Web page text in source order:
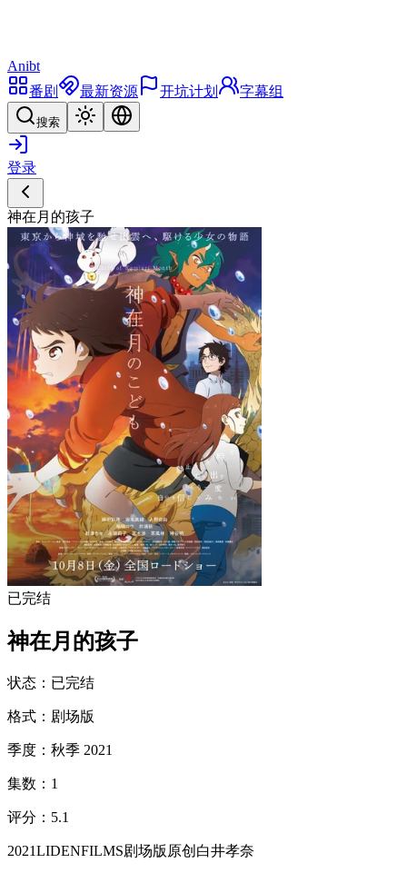
Anibt
番剧
最新资源 开坑计划 字幕组
搜索
登录
神在月的孩子
已完结
神在月的孩子
状态 ： 已完结
格式 ： 剧场版
季度 ： 秋季 2021
集数 ： 1
评分 ： 5.1
2021LIDENFILMS剧场版 原创 白井孝奈